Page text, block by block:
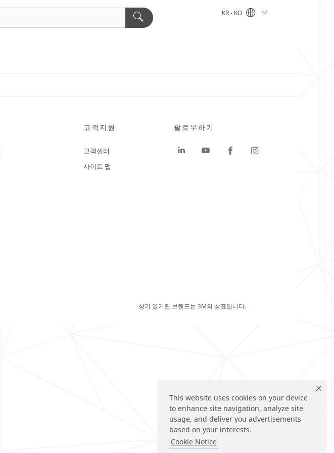
This website uses cookies on your device
to enhance site navigation, analyze site
usage, and deliver you advertisements
based on your interests.
Cookie Notice
KR - KO
고객지원
고객센터
사이트 맵
팔로우하기
상기 열거된 브랜드는 3M의 상표입니다.